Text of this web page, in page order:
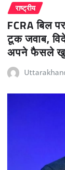
राष्ट्रीय
FCRA बिल
टूक जवाब,
अपने फैसले